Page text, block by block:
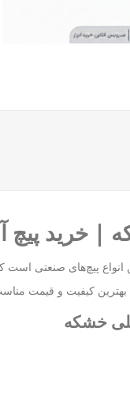
انواع پیچ‌های
بهترین کیفیت و قیمت